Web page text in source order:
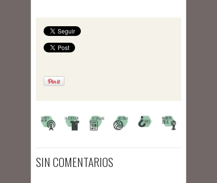
SIN COMENTARIOS